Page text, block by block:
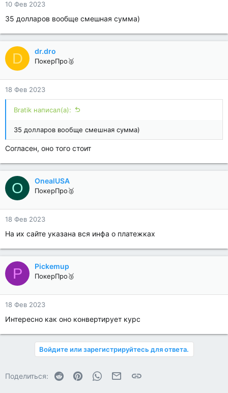
10 Фев 2023
35 долларов вообще смешная сумма)
D dr.dro
ПокерПро🥈
18 Фев 2023
Bratik написал(а):
35 долларов вообще смешная сумма)
Согласен, оно того стоит
O OnealUSA
ПокерПро🥈
18 Фев 2023
На их сайте указана вся инфа о платежках
P Pickemup
ПокерПро🥉
18 Фев 2023
Интересно как оно конвертирует курс
Войдите или зарегистрируйтесь для ответа.
Поделиться: Reddit PinterestWhatsAppЭлектронная почта
Ссылка